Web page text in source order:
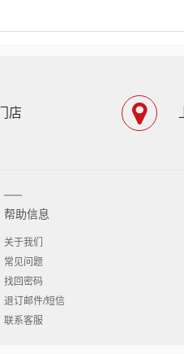
店
帮助信息
关于我们
常见问题
找回密码
退订邮件/短信
联系客服